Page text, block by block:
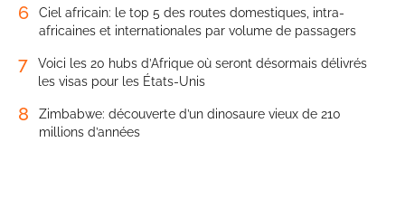
6
Ciel africain: le top 5 des routes domestiques, intra-
africaines et internationales par volume de passagers
7
Voici les 20 hubs d’Afrique où seront désormais délivrés
les visas pour les États-Unis
8
Zimbabwe: découverte d’un dinosaure vieux de 210
millions d’années